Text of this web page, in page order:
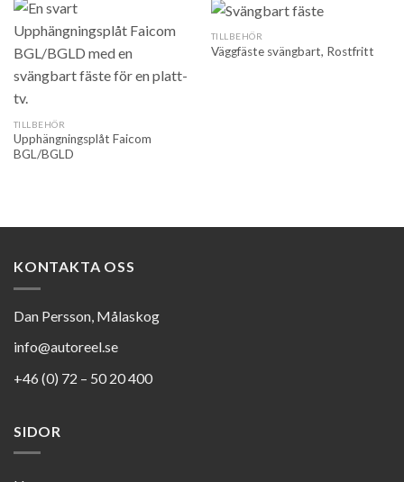
TILLBEHÖR
Upphängningsplåt Faicom
BGL/BGLD
TILLBEHÖR
Väggfäste svängbart, Rostfritt
KONTAKTA OSS
Dan Persson, Målaskog
info@autoreel.se
+46 (0) 72 – 50 20 400
SIDOR